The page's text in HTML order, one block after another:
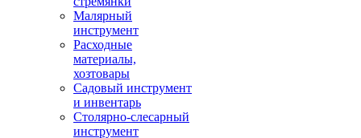
Малярный
инструмент
Расходные
материалы,
хозтовары
Садовый инструмент
и инвентарь
Столярно-слесарный
инструмент